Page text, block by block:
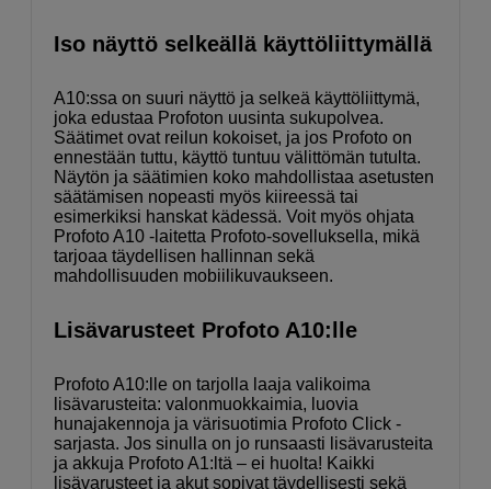
Iso näyttö selkeällä käyttöliittymällä
A10:ssa on suuri näyttö ja selkeä käyttöliittymä,
joka edustaa Profoton uusinta sukupolvea.
Säätimet ovat reilun kokoiset, ja jos Profoto on
ennestään tuttu, käyttö tuntuu välittömän tutulta.
Näytön ja säätimien koko mahdollistaa asetusten
säätämisen nopeasti myös kiireessä tai
esimerkiksi hanskat kädessä. Voit myös ohjata
Profoto A10 -laitetta Profoto-sovelluksella, mikä
tarjoaa täydellisen hallinnan sekä
mahdollisuuden mobiilikuvaukseen.
Lisävarusteet Profoto A10:lle
Profoto A10:lle on tarjolla laaja valikoima
lisävarusteita: valonmuokkaimia, luovia
hunajakennoja ja värisuotimia Profoto Click -
sarjasta. Jos sinulla on jo runsaasti lisävarusteita
ja akkuja Profoto A1:ltä – ei huolta! Kaikki
lisävarusteet ja akut sopivat täydellisesti sekä